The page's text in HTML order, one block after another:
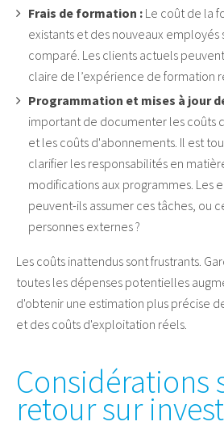
Frais de formation : Le coût de la
existants et des nouveaux
comparé. Les clients actuels
claire de l’expérience de formation
Programmation et mises à jour
important de documenter les coûts
et les coûts d'abonnements. Il est
clarifier les responsabilités en
modifications aux programmes. Les
peuvent-ils assumer ces tâches, ou
personnes externes ?
Les coûts inattendus sont frustrants.
toutes les dépenses potentielles
d'obtenir une estimation plus précise
et des coûts d'exploitation réels.
Considérations
retour sur